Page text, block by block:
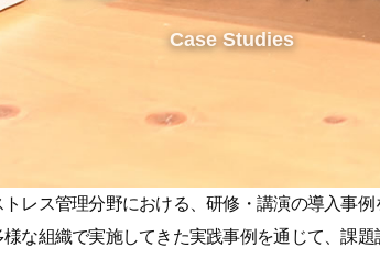
Case Studies
レス管理分野における、研修・講演の導入事
な組織で実施してきた実践事例を通じて、課